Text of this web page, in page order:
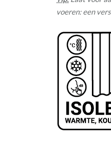
voeren: een